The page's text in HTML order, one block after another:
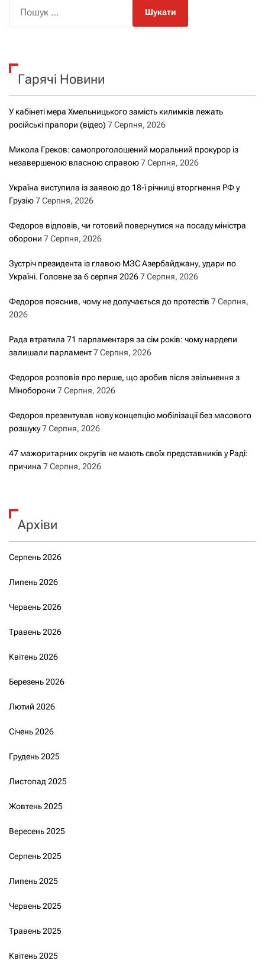
к
Гарячі Новини
У кабінеті мера Хмельницького замість килимків лежать
російські прапори (відео) 7 Серпня, 2026
Микола Греков: самопроголошений моральний прокурор із
незавершеною власною справою7 Серпня, 2026
Україна виступила із заявою до 18-ї річниці вторгнення РФ у
Грузію7 Серпня, 2026
Федоров відповів, чи готовий повернутися на посаду міністра
оборони 7 Серпня, 2026
Зустріч президента із главою МЗС Азербайджану, удари по
Україні. Головне за 6 серпня 20267 Серпня, 2026
Федоров пояснив, чому не долучається до протестів 7 Серпня,
2026
Рада втратила 71 парламентаря за сім років: чому нардепи
залишали парламент7 Серпня, 2026
Федоров розповів про перше, що зробив після звільнення з
Міноборони 7 Серпня, 2026
Федоров презентував нову концепцію мобілізації без масового
розшуку7 Серпня, 2026
47 мажоритарних округів не мають своїх представників у Раді:
причина 7 Серпня, 2026
Архіви
Серпень 2026
Липень 2026
Червень 2026
Травень 2026
Квітень 2026
Березень 2026
Лютий 2026
Січень 2026
Грудень 2025
Листопад 2025
Жовтень 2025
Вересень 2025
Серпень 2025
Липень 2025
Червень 2025
Травень 2025
Квітень 2025